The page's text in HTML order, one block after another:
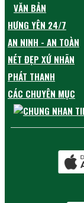
VĂN BẢN
HƯNG YÊN 24/7
AN NINH - AN TOÀN
NÉT ĐẸP XỨ NHÃN
PHÁT THANH
CÁC CHUYÊN MỤC